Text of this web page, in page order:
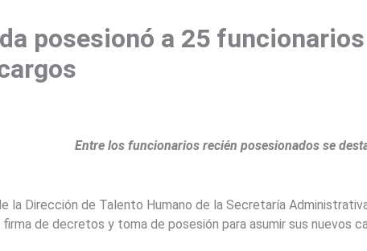
posesionó a 25
Entre los funcionarios recién posesionados se
la Dirección de Talento Humano de la Secretaría
de decretos y toma de posesión para asumir sus nuevos